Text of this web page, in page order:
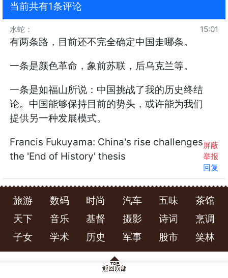
当前共有1条评论
水蛇 ： 15:01
有两条路，目前还不完全确定中国走哪条。
一条是颜色革命，象前苏联，后乌克兰等。
一条是如福山所说：中国挑战了我的历史终结
论。中国能够保持目前的势头，或许能为我们
提供另一种发展模式。
Francis Fukuyama: China's rise challenges
the 'End of History' thesis
屏蔽
举报
回复
旅游 数码 时尚 汽车 五味
茶馆
天下
音乐 基督 摄影 诗词
烹调
子女
学术 历史 军事 股市 笑林